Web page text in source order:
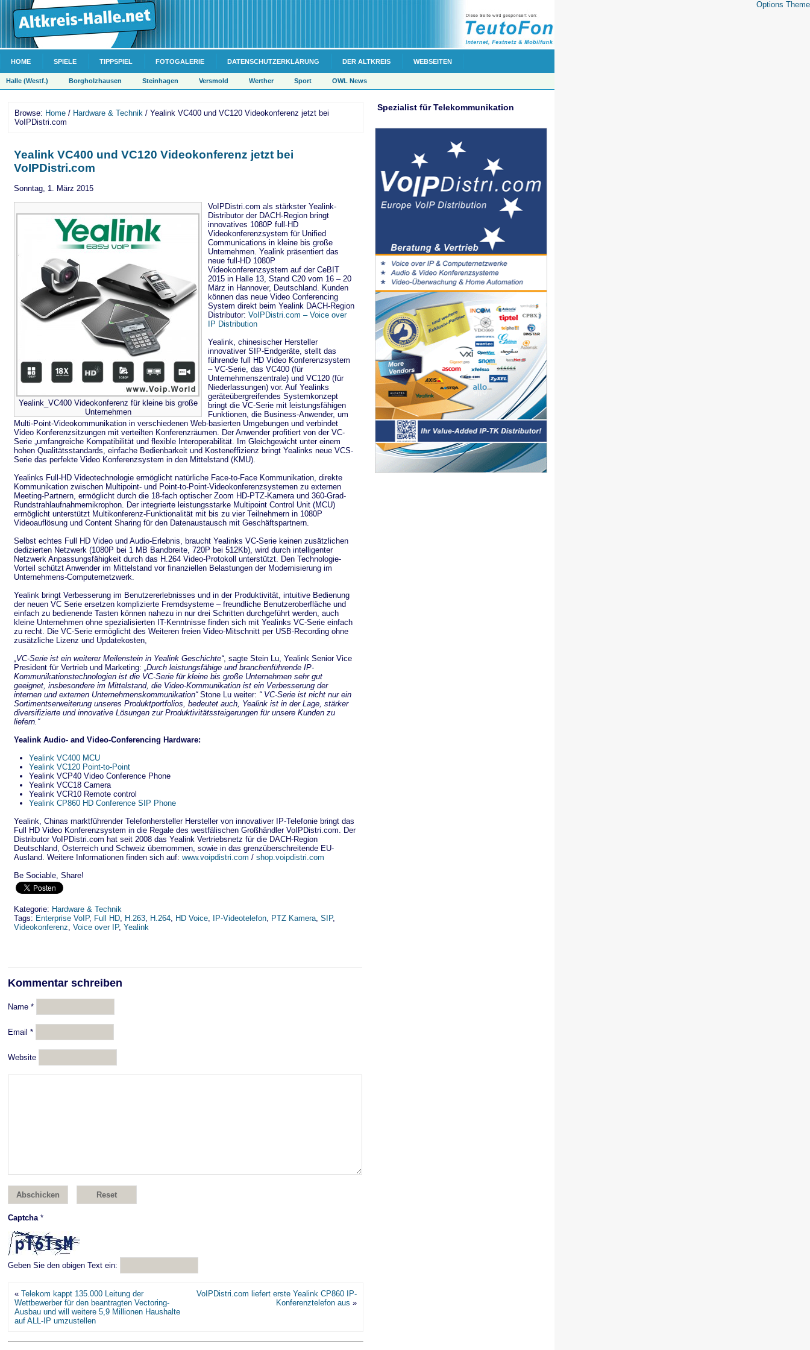
HOME SPIELE TIPPSPIEL FOTOGALERIE DATENSCHUTZERKLÄRUNG DER ALTKREIS WEBSEITEN
Halle (Westf.) Borgholzhausen Steinhagen Versmold Werther Sport OWL News
Browse: Home / Hardware & Technik / Yealink VC400 und VC120 Videokonferenz jetzt bei
VoIPDistri.com
Yealink VC400 und VC120 Videokonferenz jetzt bei
VoIPDistri.com
Sonntag, 1. März 2015
Yealink_VC400 Videokonferenz für kleine bis große
Unternehmen
VoIPDistri.com als stärkster Yealink-
Distributor der DACH-Region bringt
innovatives 1080P full-HD
Videokonferenzsystem für Unified
Communications in kleine bis große
Unternehmen. Yealink präsentiert das
neue full-HD 1080P
Videokonferenzsystem auf der CeBIT
2015 in Halle 13, Stand C20 vom 16 – 20
März in Hannover, Deutschland. Kunden
können das neue Video Conferencing
System direkt beim Yealink DACH-Region
Distributor: VoIPDistri.com – Voice over
IP Distribution
Yealink, chinesischer Hersteller
innovativer SIP-Endgeräte, stellt das
führende full HD Video Konferenzsystem
– VC-Serie, das VC400 (für
Unternehmenszentrale) und VC120 (für
Niederlassungen) vor. Auf Yealinks
geräteübergreifendes Systemkonzept
bringt die VC-Serie mit leistungsfähigen
Funktionen, die Business-Anwender, um
Multi-Point-Videokommunikation in verschiedenen Web-basierten Umgebungen und verbindet
Video Konferenzsitzungen mit verteilten Konferenzräumen. Der Anwender profitiert von der VC-
Serie „umfangreiche Kompatibilität und flexible Interoperabilität. Im Gleichgewicht unter einem
hohen Qualitätsstandards, einfache Bedienbarkeit und Kosteneffizienz bringt Yealinks neue VCS-
Serie das perfekte Video Konferenzsystem in den Mittelstand (KMU).
Yealinks Full-HD Videotechnologie ermöglicht natürliche Face-to-Face Kommunikation, direkte
Kommunikation zwischen Multipoint- und Point-to-Point-Videokonferenzsystemen zu externen
Meeting-Partnern, ermöglicht durch die 18-fach optischer Zoom HD-PTZ-Kamera und 360-Grad-
Rundstrahlaufnahmemikrophon. Der integrierte leistungsstarke Multipoint Control Unit (MCU)
ermöglicht unterstützt Multikonferenz-Funktionalität mit bis zu vier Teilnehmern in 1080P
Videoauflösung und Content Sharing für den Datenaustausch mit Geschäftspartnern.
Selbst echtes Full HD Video und Audio-Erlebnis, braucht Yealinks VC-Serie keinen zusätzlichen
dedizierten Netzwerk (1080P bei 1 MB Bandbreite, 720P bei 512Kb), wird durch intelligenter
Netzwerk Anpassungsfähigkeit durch das H.264 Video-Protokoll unterstützt. Den Technologie-
Vorteil schützt Anwender im Mittelstand vor finanziellen Belastungen der Modernisierung im
Unternehmens-Computernetzwerk.
Yealink bringt Verbesserung im Benutzererlebnisses und in der Produktivität, intuitive Bedienung
der neuen VC Serie ersetzen komplizierte Fremdsysteme – freundliche Benutzeroberfläche und
einfach zu bedienende Tasten können nahezu in nur drei Schritten durchgeführt werden, auch
kleine Unternehmen ohne spezialisierten IT-Kenntnisse finden sich mit Yealinks VC-Serie einfach
zu recht. Die VC-Serie ermöglicht des Weiteren freien Video-Mitschnitt per USB-Recording ohne
zusätzliche Lizenz und Updatekosten,
„VC-Serie ist ein weiterer Meilenstein in Yealink Geschichte“, sagte Stein Lu, Yealink Senior Vice
President für Vertrieb und Marketing: „Durch leistungsfähige und branchenführende IP-
Kommunikationstechnologien ist die VC-Serie für kleine bis große Unternehmen sehr gut
geeignet, insbesondere im Mittelstand, die Video-Kommunikation ist ein Verbesserung der
internen und externen Unternehmenskommunikation“Stone Lu weiter: “ VC-Serie ist nicht nur ein
Sortimentserweiterung unseres Produktportfolios, bedeutet auch, Yealink ist in der Lage, stärker
diversifizierte und innovative Lösungen zur Produktivitätssteigerungen für unsere Kunden zu
liefern.“
Yealink Audio- and Video-Conferencing Hardware:
Yealink VC400 MCU
Yealink VC120 Point-to-Point
Yealink VCP40 Video Conference Phone
Yealink VCC18 Camera
Yealink VCR10 Remote control
Yealink CP860 HD Conference SIP Phone
Yealink, Chinas marktführender Telefonhersteller Hersteller von innovativer IP-Telefonie bringt das
Full HD Video Konferenzsystem in die Regale des westfälischen Großhändler VoIPDistri.com. Der
Distributor VoIPDistri.com hat seit 2008 das Yealink Vertriebsnetz für die DACH-Region
Deutschland, Österreich und Schweiz übernommen, sowie in das grenzüberschreitende EU-
Ausland. Weitere Informationen finden sich auf: www.voipdistri.com / shop.voipdistri.com
Be Sociable, Share!
Kategorie: Hardware & Technik
Tags: Enterprise VoIP, Full HD, H.263, H.264, HD Voice, IP-Videotelefon, PTZ Kamera, SIP,
Videokonferenz, Voice over IP, Yealink
Kommentar schreiben
Name *
Email *
Website
Captcha *
Geben Sie den obigen Text ein:
« Telekom kappt 135.000 Leitung der
Wettbewerber für den beantragten Vectoring-
Ausbau und will weitere 5,9 Millionen Haushalte
auf ALL-IP umzustellen
VoIPDistri.com liefert erste Yealink CP860 IP-
Konferenztelefon aus »
Spezialist für Telekommunikation
Options Theme